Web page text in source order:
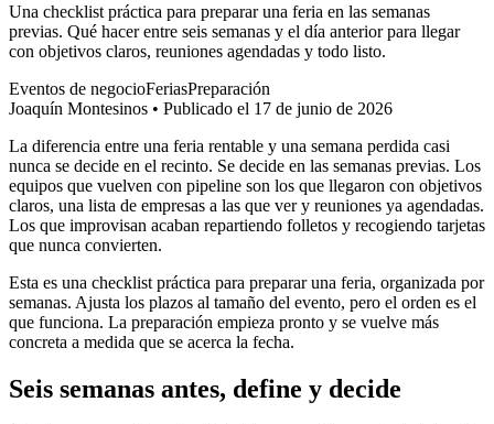
Una checklist práctica para preparar una feria en las semanas
previas. Qué hacer entre seis semanas y el día anterior para llegar
con objetivos claros, reuniones agendadas y todo listo.
Eventos de negocioFeriasPreparación
Joaquín Montesinos • Publicado el 17 de junio de 2026
La diferencia entre una feria rentable y una semana perdida casi
nunca se decide en el recinto. Se decide en las semanas previas. Los
equipos que vuelven con pipeline son los que llegaron con objetivos
claros, una lista de empresas a las que ver y reuniones ya agendadas.
Los que improvisan acaban repartiendo folletos y recogiendo tarjetas
que nunca convierten.
Esta es una checklist práctica para preparar una feria, organizada por
semanas. Ajusta los plazos al tamaño del evento, pero el orden es el
que funciona. La preparación empieza pronto y se vuelve más
concreta a medida que se acerca la fecha.
Seis semanas antes, define y decide